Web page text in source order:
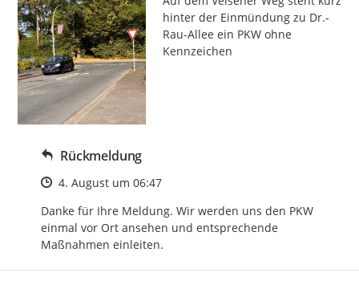
hinter der Einmündung zu Dr.-
Rau-Allee ein PKW ohne
Kennzeichen
Rückmeldung
Zeitpunkt des Erstellens
4. August um 06:47
Danke für Ihre Meldung. Wir werden uns den PKW
einmal vor Ort ansehen und entsprechende
Maßnahmen einleiten.